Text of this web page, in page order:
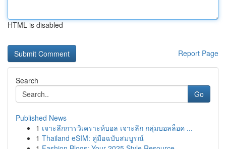
HTML is disabled
Report Page
Search
Go
Published News
1 เจาะลึกการวิเคราะห์บอล เจาะลึก กลุ่มบอลล็อค ...
1 Thailand eSIM: คู่มือฉบับสมบูรณ์